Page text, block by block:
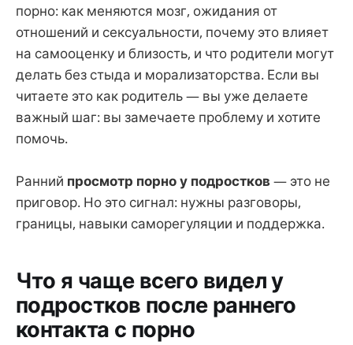
порно: как меняются мозг, ожидания от
отношений и сексуальности, почему это влияет
на самооценку и близость, и что родители могут
делать без стыда и морализаторства. Если вы
читаете это как родитель — вы уже делаете
важный шаг: вы замечаете проблему и хотите
помочь.
Ранний просмотр порно у подростков— это не
приговор. Но это сигнал: нужны разговоры,
границы, навыки саморегуляции и поддержка.
Что я чаще всего видел у
подростков после раннего
контакта с порно